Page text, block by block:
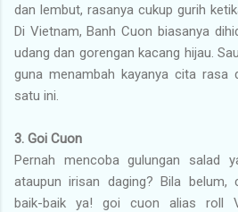
dan lembut, rasanya cukup gurih
Di Vietnam, Banh Cuon biasanya
udang dan gorengan kacang hijau.
guna menambah kayanya cita rasa
satu ini.
3. Goi Cuon
Pernah mencoba gulungan salad
ataupun irisan daging? Bila belum,
baik-baik ya! goi cuon alias roll